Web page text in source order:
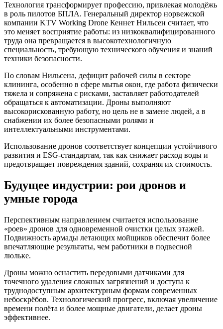
Технология трансформирует профессию, привлекая молодёжь
в роль пилотов БПЛА. Генеральный директор норвежской
компании KTV Working Drone Кеннет Нильсен считает, что
это меняет восприятие работы: из низкоквалифицированного
труда она превращается в высокотехнологичную
специальность, требующую технического обучения и знаний
техники безопасности.
По словам Нильсена, дефицит рабочей силы в секторе
клининга, особенно в сфере мытья окон, где работа физически
тяжела и сопряжена с рисками, заставляет работодателей
обращаться к автоматизации. Дроны выполняют
высокорискованную работу, но цель не в замене людей, а в
снабжении их более безопасными ролями и
интеллектуальными инструментами.
Использование дронов соответствует концепции устойчивого
развития и ESG-стандартам, так как снижает расход воды и
предотвращает повреждения зданий, сохраняя их стоимость.
Будущее индустрии: рои дронов и
умные города
Перспективным направлением считается использование
«роев» дронов для одновременной очистки целых этажей.
Подвижность армады летающих мойщиков обеспечит более
впечатляющие результаты, чем работники в подвесной
люльке.
Дроны можно оснастить передовыми датчиками для
точечного удаления сложных загрязнений и доступа к
труднодоступным архитектурным формам современных
небоскрёбов. Технологический прогресс, включая увеличение
времени полёта и более мощные двигатели, делает дроны
эффективнее.